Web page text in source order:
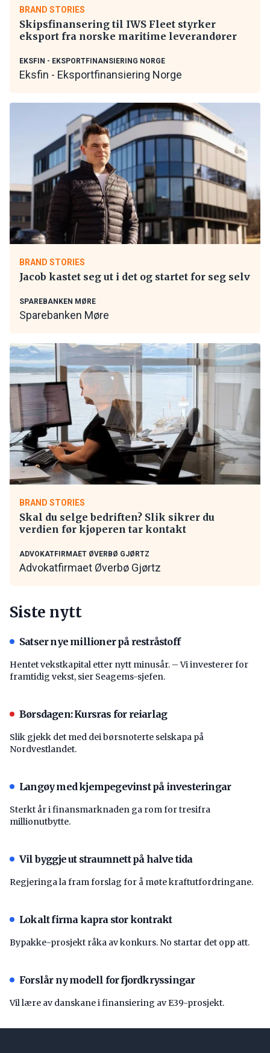
BRAND STORIES
Skipsfinansering til IWS Fleet styrker
eksport fra norske maritime leverandører
EKSFIN - EKSPORTFINANSIERING NORGE
Eksfin - Eksportfinansiering Norge
BRAND STORIES
Jacob kastet seg ut i det og startet for seg selv
SPAREBANKEN MØRE
Sparebanken Møre
BRAND STORIES
Skal du selge bedriften? Slik sikrer du
verdien før kjøperen tar kontakt
ADVOKATFIRMAET ØVERBØ GJØRTZ
Advokatfirmaet Øverbø Gjørtz
Siste nytt
Satser nye millioner på restråstoff
Hentet vekstkapital etter nytt minusår. – Vi investerer for
framtidig vekst, sier Seagems-sjefen.
Børsdagen: Kursras for reiarlag
Slik gjekk det med dei børsnoterte selskapa på
Nordvestlandet.
Langøy med kjempegevinst på investeringar
Sterkt år i finansmarknaden ga rom for tresifra
millionutbytte.
Vil byggje ut straumnett på halve tida
Regjeringa la fram forslag for å møte kraftutfordringane.
Lokalt firma kapra stor kontrakt
Bypakke-prosjekt råka av konkurs. No startar det opp att.
Forslår ny modell for fjordkryssingar
Vil lære av danskane i finansiering av E39-prosjekt.